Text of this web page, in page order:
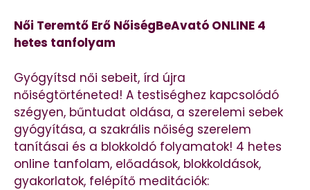
Női Teremtő Erő NőiségBeAvató ONLINE 4
hetes tanfolyam
Gyógyítsd női sebeit, írd újra
nőiségtörténeted! A testiséghez kapcsolódó
szégyen, bűntudat oldása, a szerelemi sebek
gyógyítása, a szakrális nőiség szerelem
tanításai és a blokkoldó folyamatok! 4 hetes
online tanfolam, előadások, blokkoldások,
gyakorlatok, felépítő meditációk: